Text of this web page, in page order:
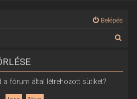
Belépés
fórum által létrehozott sütiket?